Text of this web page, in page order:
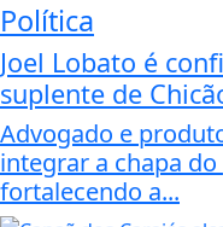
Política
Joel Lobato é
suplente de
Advogado e
integrar a chapa
fortalecendo a...